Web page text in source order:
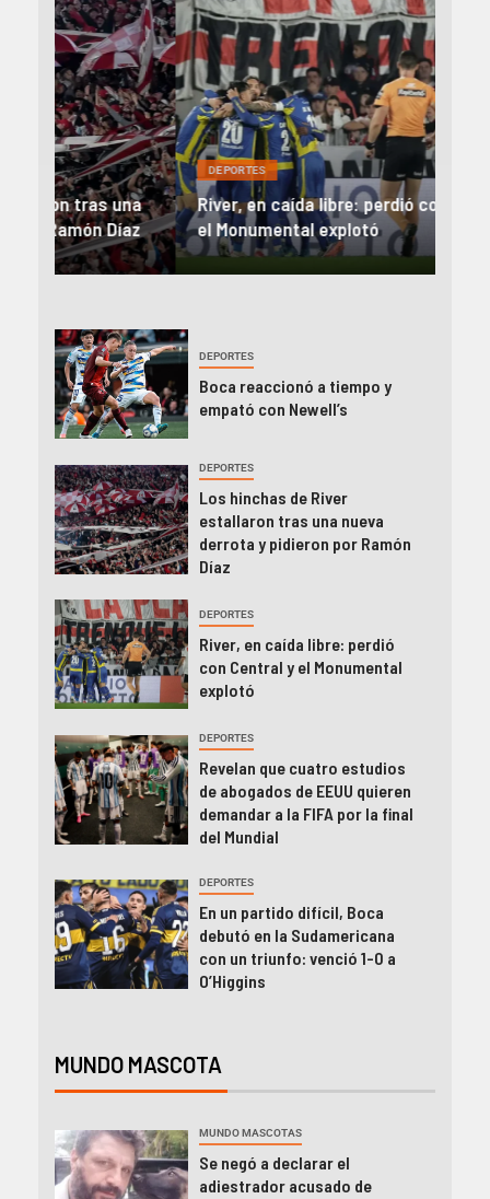
DEPORTES
River, en caída libre: perdió con Central y
el Monumental explotó
DEPORTES
Boca reaccionó a tiempo y
empató con Newell’s
DEPORTES
Los hinchas de River
estallaron tras una nueva
derrota y pidieron por Ramón
Díaz
DEPORTES
River, en caída libre: perdió
con Central y el Monumental
explotó
DEPORTES
Revelan que cuatro estudios
de abogados de EEUU quieren
demandar a la FIFA por la final
del Mundial
DEPORTES
En un partido difícil, Boca
debutó en la Sudamericana
con un triunfo: venció 1-0 a
O’Higgins
MUNDO MASCOTA
MUNDO MASCOTAS
Se negó a declarar el
adiestrador acusado de